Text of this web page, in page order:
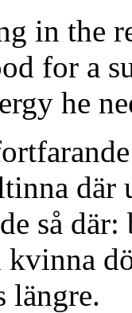
in the
for a
he
där
så
längre.